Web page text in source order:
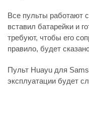
Все пульты работают
вставил батарейки и
требуют, чтобы его
правило, будет
Пульт Huayu для
эксплуатации будет